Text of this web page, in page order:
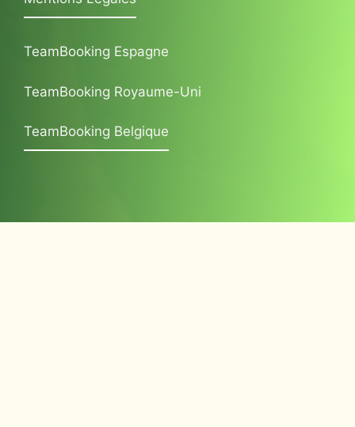
TeamBooking Espagne
TeamBooking Royaume-Uni
TeamBooking Belgique